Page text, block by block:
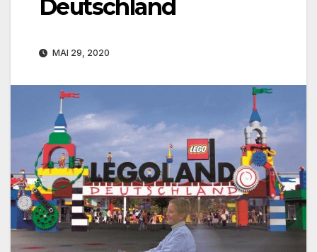
Deutschland
MAI 29, 2020